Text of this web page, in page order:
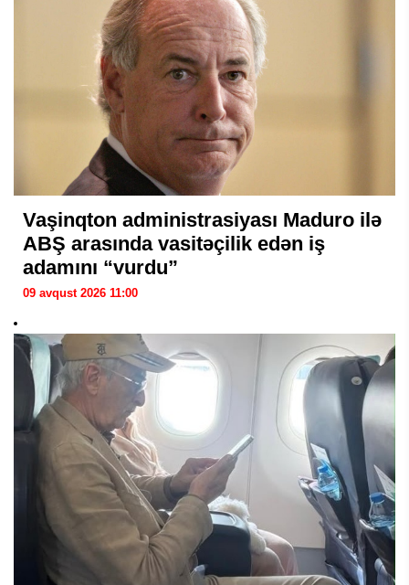
Vaşinqton administrasiyası Maduro ilə
ABŞ arasında vasitəçilik edən iş
adamını “vurdu”
09 avqust 2026 11:00